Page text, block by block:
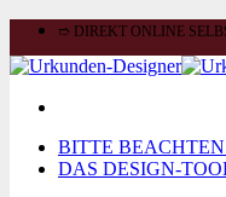
Zum
springen
➱ DIREKT ONLINE
BITTE BEACHTEN
DAS DESIGN-